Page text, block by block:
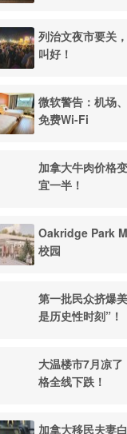
列治文夜市要关
叫好！
微软警告：机场
免费Wi-Fi
加拿大牛肉价格
宜一半！
Oakridge Park
校园
第一批民众挤爆
是历史性时刻”！
大温楼市7月凉
格全线下跌！
加拿大移民夫妻